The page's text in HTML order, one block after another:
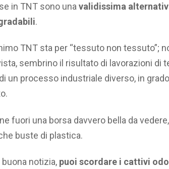
in TNT sono una validissima
.
TNT sta per “tessuto non tessuto”;
sembrino il risultato di lavorazioni di
un processo industriale diverso, in
fuori una borsa davvero bella da vedere,
buste di plastica.
buona notizia, puoi scordare i cattivi